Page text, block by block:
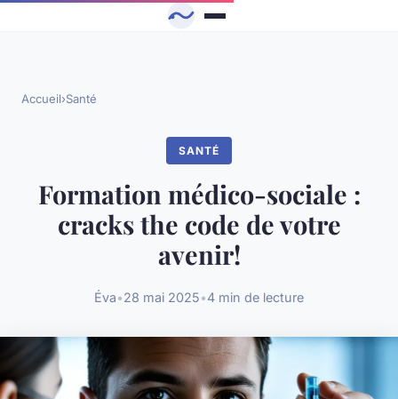
Accueil›Santé
SANTÉ
Formation médico-sociale :
cracks the code de votre
avenir!
Éva•28 mai 2025•4 min de lecture